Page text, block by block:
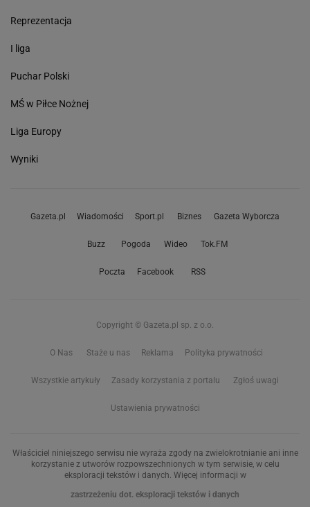
Reprezentacja
I liga
Puchar Polski
MŚ w Piłce Nożnej
Liga Europy
Wyniki
Gazeta.pl Wiadomości Sport.pl Biznes Gazeta Wyborcza
Buzz Pogoda Wideo Tok.FM
Poczta Facebook RSS
Copyright © Gazeta.pl sp. z o.o.
O Nas Staże u nas Reklama Polityka prywatności
Wszystkie artykuły Zasady korzystania z portalu Zgłoś uwagi
Ustawienia prywatności
Właściciel niniejszego serwisu nie wyraża zgody na zwielokrotnianie ani inne
korzystanie z utworów rozpowszechnionych w tym serwisie, w celu
eksploracji tekstów i danych. Więcej informacji w
zastrzeżeniu dot. eksploracji tekstów i danych